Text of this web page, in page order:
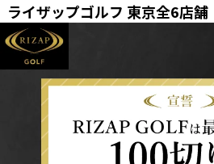
ライザップゴルフ 東京全6店舗